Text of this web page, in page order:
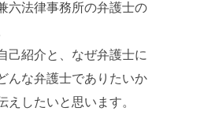
六法律事務所の弁護士の
己紹介と、なぜ弁護士に
んな弁護士でありたいか
えしたいと思います。